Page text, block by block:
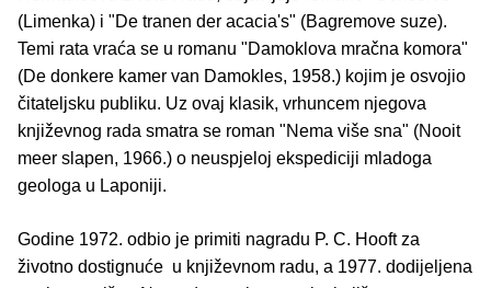
(Limenka) i "De tranen der acacia's" (Bagremove suze).
Temi rata vraća se u romanu "Damoklova mračna komora"
(De donkere kamer van Damokles, 1958.) kojim je osvojio
čitateljsku publiku. Uz ovaj klasik, vrhuncem njegova
književnog rada smatra se roman "Nema više sna" (Nooit
meer slapen, 1966.) o neuspjeloj ekspediciji mladoga
geologa u Laponiji.
Godine 1972. odbio je primiti nagradu P. C. Hooft za
životno dostignuće u književnom radu, a 1977. dodijeljena